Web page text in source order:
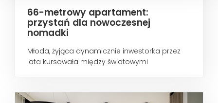
66-metrowy apartament:
przystań dla nowoczesnej
nomadki
Młoda, żyjąca dynamicznie inwestorka przez
lata kursowała między światowymi